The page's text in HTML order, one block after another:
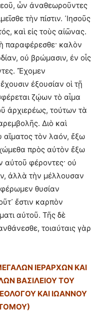
ὧν ἀναθεωροῦντες
τὴν πίστιν. ᾽Ιησοῦς
καὶ εἰς τοὺς αἰῶνας.
παραφέρεσθε· καλὸν
οὐ βρώμασιν, ἐν οἷς
Ἔχομεν
ἐξουσίαν οἱ τῇ
ζῴων τὸ αἷμα
ἀρχιερέως, τούτων τὰ
Διὸ καὶ
αἵματος τὸν λαόν, ἔξω
πρὸς αὐτὸν ἔξω
αὐτοῦ φέροντες· οὐ
ἀλλὰ τὴν μέλλουσαν
θυσίαν
ἔστιν καρπὸν
αὐτοῦ. Τῆς δὲ
τοιαύταις γὰρ
ΙΕΡΑΡΧΩΝ ΚΑΙ
ΒΑΣΙΛΕΙΟΥ ΤΟΥ
ΚΑΙ ΙΩΑΝΝΟΥ